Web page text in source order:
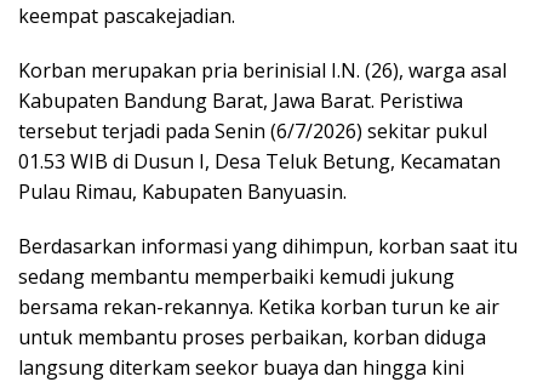
keempat pascakejadian.
Korban merupakan pria berinisial I.N. (26), warga asal
Kabupaten Bandung Barat, Jawa Barat. Peristiwa
tersebut terjadi pada Senin (6/7/2026) sekitar pukul
01.53 WIB di Dusun I, Desa Teluk Betung, Kecamatan
Pulau Rimau, Kabupaten Banyuasin.
Berdasarkan informasi yang dihimpun, korban saat itu
sedang membantu memperbaiki kemudi jukung
bersama rekan-rekannya. Ketika korban turun ke air
untuk membantu proses perbaikan, korban diduga
langsung diterkam seekor buaya dan hingga kini